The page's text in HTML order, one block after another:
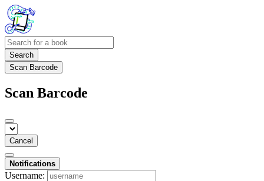
Search
Scan Barcode
Scan Barcode
Cancel
Notifications
Username: